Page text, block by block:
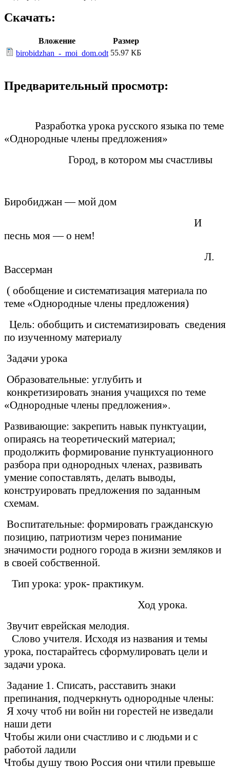
Скачать:
Вложение
Размер
birobidzhan_-_moi_dom.odt 55.97 КБ
Предварительный просмотр:
Разработка урока русского языка по теме
«Однородные члены предложения»
Город, в котором мы счастливы
Биробиджан — мой дом
И
песнь моя — о нем!
Л.
Вассерман
( обобщение и систематизация материала по
теме «Однородные члены предложения)
Цель: обобщить и систематизировать сведения
по изученному материалу
Задачи урока
Образовательные: углубить и
конкретизировать знания учащихся по теме
«Однородные члены предложения».
Развивающие: закрепить навык пунктуации,
опираясь на теоретический материал;
продолжить формирование пунктуационного
разбора при однородных членах, развивать
умение сопоставлять, делать выводы,
конструировать предложения по заданным
схемам.
Воспитательные: формировать гражданскую
позицию, патриотизм через понимание
значимости родного города в жизни земляков и
в своей собственной.
Тип урока: урок- практикум.
Ход урока.
Звучит еврейская мелодия.
Слово учителя. Исходя из названия и темы
урока, постарайтесь сформулировать цели и
задачи урока.
Задание 1. Списать, расставить знаки
препинания, подчеркнуть однородные члены:
Я хочу чтоб ни войн ни горестей не изведали
наши дети
Чтобы жили они счастливо и с людьми и с
работой ладили
Чтобы душу твою Россия они чтили превыше